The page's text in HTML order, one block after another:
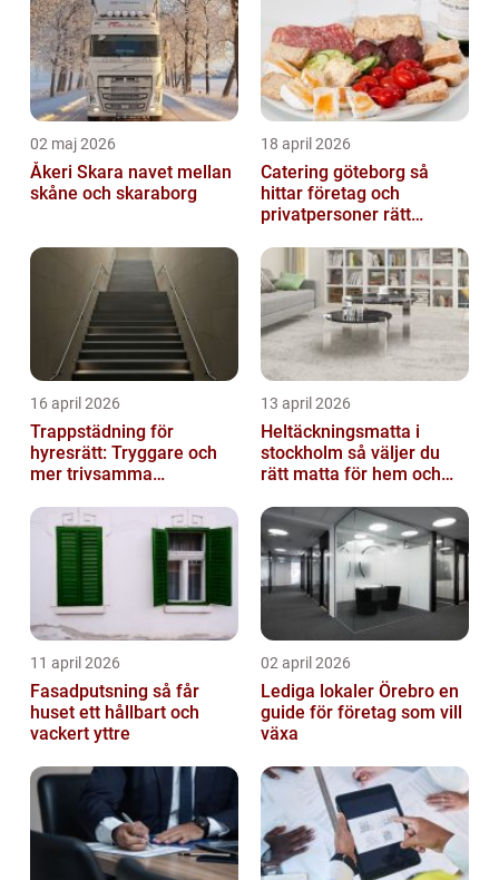
02 maj 2026
Åkeri Skara navet mellan
skåne och skaraborg
18 april 2026
Catering göteborg så
hittar företag och
privatpersoner rätt
16 april 2026
Trappstädning för
hyresrätt: Tryggare och
mer trivsamma
13 april 2026
Heltäckningsmatta i
stockholm så väljer du
rätt matta för hem och
11 april 2026
Fasadputsning så får
huset ett hållbart och
vackert yttre
02 april 2026
Lediga lokaler Örebro en
guide för företag som vill
växa